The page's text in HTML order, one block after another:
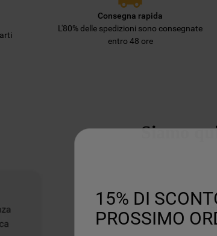
Consegna rapida
L'80% delle spedizioni sono consegnate
entro 48 ore
Siamo
preferenze.
15% DI
PROSSIMO